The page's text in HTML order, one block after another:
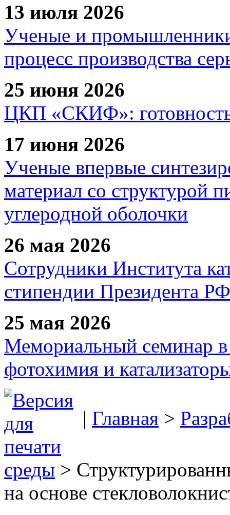
13 июля 2026
Ученые и
процесс производства
25 июня 2026
ЦКП «СКИФ»: готовность
17 июня 2026
Ученые впервые
материал со структурой
углеродной оболочки
26 мая 2026
Сотрудники Института
стипендии Президента РФ
25 мая 2026
Мемориальный семинар в
фотохимия и
| Главная >
среды >
на основе